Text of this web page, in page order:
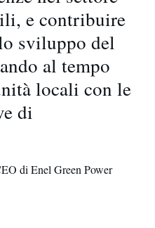
e contribuire
sviluppo del
al tempo
locali con le
di
di Enel Green Power